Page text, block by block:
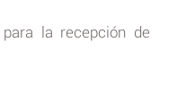
la recepción de